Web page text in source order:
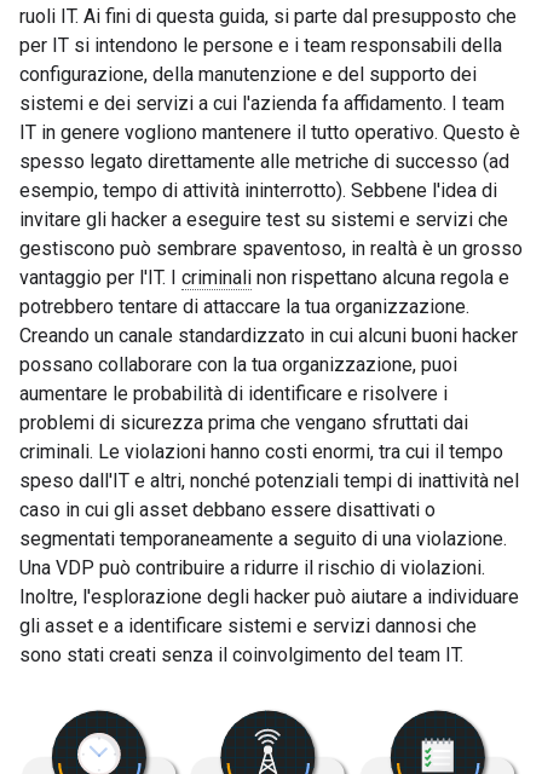
ruoli IT. Ai fini di questa guida, si parte dal presupposto che
per IT si intendono le persone e i team responsabili della
configurazione, della manutenzione e del supporto dei
sistemi e dei servizi a cui l'azienda fa affidamento. I team
IT in genere vogliono mantenere il tutto operativo. Questo è
spesso legato direttamente alle metriche di successo (ad
esempio, tempo di attività ininterrotto). Sebbene l'idea di
invitare gli hacker a eseguire test su sistemi e servizi che
gestiscono può sembrare spaventoso, in realtà è un grosso
vantaggio per l'IT. I criminali non rispettano alcuna regola e
potrebbero tentare di attaccare la tua organizzazione.
Creando un canale standardizzato in cui alcuni buoni hacker
possano collaborare con la tua organizzazione, puoi
aumentare le probabilità di identificare e risolvere i
problemi di sicurezza prima che vengano sfruttati dai
criminali. Le violazioni hanno costi enormi, tra cui il tempo
speso dall'IT e altri, nonché potenziali tempi di inattività nel
caso in cui gli asset debbano essere disattivati o
segmentati temporaneamente a seguito di una violazione.
Una VDP può contribuire a ridurre il rischio di violazioni.
Inoltre, l'esplorazione degli hacker può aiutare a individuare
gli asset e a identificare sistemi e servizi dannosi che
sono stati creati senza il coinvolgimento del team IT.